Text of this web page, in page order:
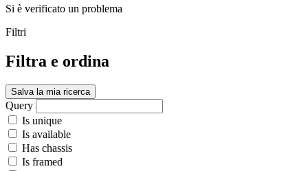
Si è verificato un problema
Filtri
Filtra e ordina
Salva la mia ricerca
Query
Is unique
Is available
Has chassis
Is framed